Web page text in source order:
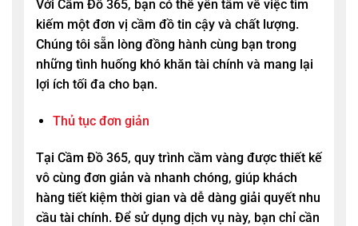
Với Cầm Đồ 365, bạn có thể yên tâm về việc tìm
kiếm một đơn vị cầm đồ tin cậy và chất lượng.
Chúng tôi sẵn lòng đồng hành cùng bạn trong
những tình huống khó khăn tài chính và mang lại
lợi ích tối đa cho bạn.
Thủ tục đơn giản
Tại Cầm Đồ 365, quy trình cầm vàng được thiết kế
vô cùng đơn giản và nhanh chóng, giúp khách
hàng tiết kiệm thời gian và dễ dàng giải quyết nhu
cầu tài chính. Để sử dụng dịch vụ này, bạn chỉ cần